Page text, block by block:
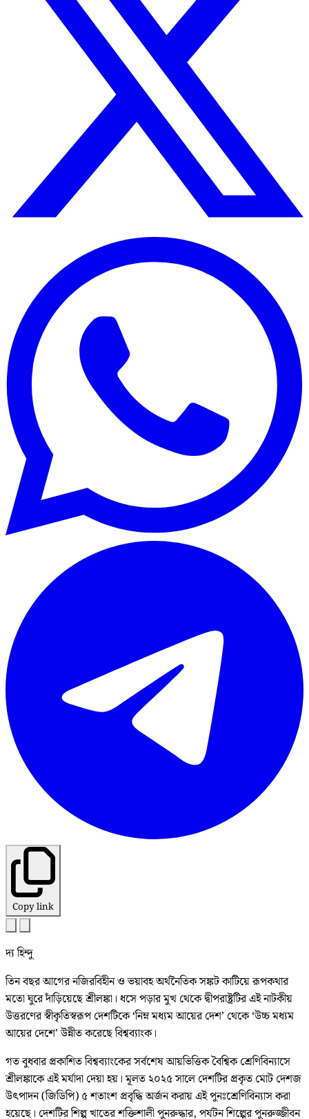
Copy link
দ্য হিন্দু
তিন বছর আগের নজিরবিহীন ও ভয়াবহ অর্থনৈতিক সঙ্কট কাটিয়ে রূপকথার
মতো ঘুরে দাঁড়িয়েছে শ্রীলঙ্কা। ধসে পড়ার মুখ থেকে দ্বীপরাষ্ট্রটির এই নাটকীয়
উত্তরণের স্বীকৃতিস্বরূপ দেশটিকে ‘নিম্ন মধ্যম আয়ের দেশ’ থেকে ‘উচ্চ মধ্যম
আয়ের দেশে’ উন্নীত করেছে বিশ্বব্যাংক।
গত বুধবার প্রকাশিত বিশ্বব্যাংকের সর্বশেষ আয়ভিত্তিক বৈশ্বিক শ্রেণিবিন্যাসে
শ্রীলঙ্কাকে এই মর্যাদা দেয়া হয়। মূলত ২০২৫ সালে দেশটির প্রকৃত মোট দেশজ
উৎপাদন (জিডিপি) ৫ শতাংশ প্রবৃদ্ধি অর্জন করায় এই পুনঃশ্রেণিবিন্যাস করা
হয়েছে। দেশটির শিল্প খাতের শক্তিশালী পুনরুদ্ধার, পর্যটন শিল্পের পুনরুজ্জীবন